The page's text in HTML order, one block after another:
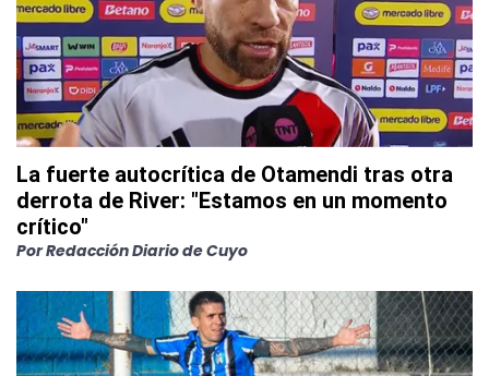
La fuerte autocrítica de Otamendi tras otra
derrota de River: "Estamos en un momento
crítico"
PorRedacción Diario de Cuyo